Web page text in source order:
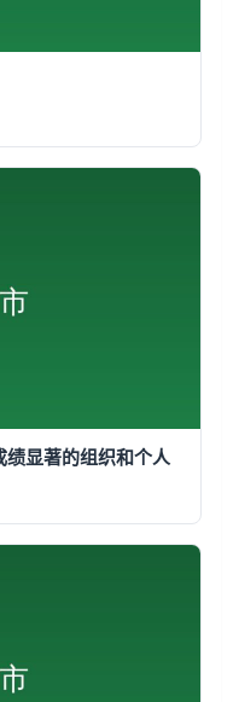
显著的组织和个人